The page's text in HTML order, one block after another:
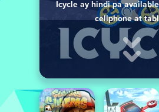
Icycle ay hindi pa
cellphone at